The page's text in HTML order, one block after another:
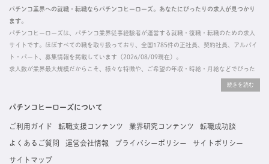
パチンコ業界への就職・転職ならパチンコヒーローズ。あなたにぴったりの求人が見つかり
ます。
パチンコヒーローズは、パチンコ業界従事経験者が運営する就職・復職・転職のための求人
サイトです。ほぼすべての職を取り扱っており、全国1785件の正社員、契約社員、アルバイ
ト・パート、募集情報を掲載しています（2026/08/09現在）。
求人数が業界最大規模だからこそ、様々な特徴や、ご希望の年収・時給・月給などでぴった
掲載している求人は、すべて契約法人様から寄せられた正規の求人情報です。応募いただい
た内容はすぐに直接事業所に届くためスムーズに転職・復職できます。
パチンコヒーローズについて
ご利用ガイド 転職支援コンテンツ 業界研究コンテンツ 転職成功談
よくあるご質問 運営会社情報 プライバシーポリシー サイトポリシー
サイトマップ